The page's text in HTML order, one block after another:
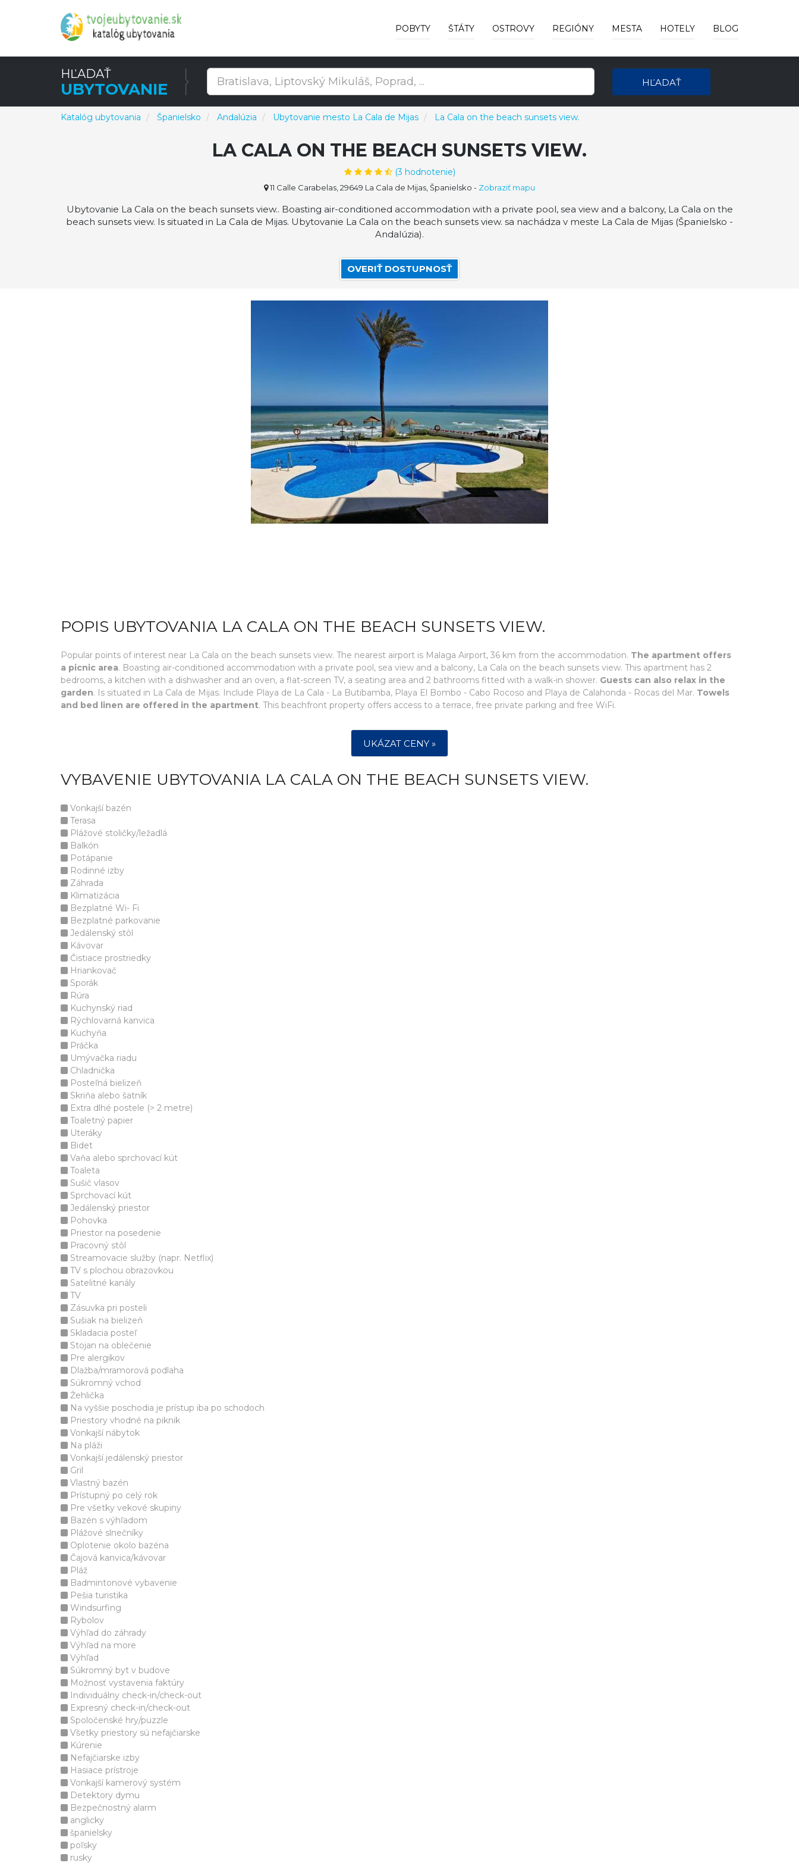
POBYTY ŠTÁTY OSTROVY REGIÓNY MESTA HOTELY BLOG
HĽADAŤ
UBYTOVANIE HĽADAŤ
Katalóg ubytovania Španielsko Andalúzia Ubytovanie mesto La Cala de Mijas La Cala on the beach sunsets view.
LA CALA ON THE BEACH SUNSETS VIEW.
(3 hodnotenie)
11 Calle Carabelas, 29649 La Cala de Mijas, Španielsko - Zobraziť mapu
Ubytovanie La Cala on the beach sunsets view.. Boasting air-conditioned accommodation with a private pool, sea view and a balcony, La Cala on the
beach sunsets view. Is situated in La Cala de Mijas. Ubytovanie La Cala on the beach sunsets view. sa nachádza v meste La Cala de Mijas (Španielsko -
Andalúzia).
OVERIŤ DOSTUPNOSŤ
POPIS UBYTOVANIA LA CALA ON THE BEACH SUNSETS VIEW.
Popular points of interest near La Cala on the beach sunsets view. The nearest airport is Malaga Airport, 36 km from the accommodation. The apartment offers
a picnic area. Boasting air-conditioned accommodation with a private pool, sea view and a balcony, La Cala on the beach sunsets view. This apartment has 2
bedrooms, a kitchen with a dishwasher and an oven, a flat-screen TV, a seating area and 2 bathrooms fitted with a walk-in shower. Guests can also relax in the
garden. Is situated in La Cala de Mijas. Include Playa de La Cala - La Butibamba, Playa El Bombo - Cabo Rocoso and Playa de Calahonda - Rocas del Mar. Towels
and bed linen are offered in the apartment. This beachfront property offers access to a terrace, free private parking and free WiFi.
UKÁZAT CENY »
VYBAVENIE UBYTOVANIA LA CALA ON THE BEACH SUNSETS VIEW.
Vonkajší bazén
Terasa
Plážové stoličky/ležadlá
Balkón
Potápanie
Rodinné izby
Záhrada
Klimatizácia
Bezplatné Wi- Fi
Bezplatné parkovanie
Jedálenský stôl
Kávovar
Čistiace prostriedky
Hriankovač
Sporák
Rúra
Kuchynský riad
Rýchlovarná kanvica
Kuchyňa
Práčka
Umývačka riadu
Chladnička
Posteľná bielizeň
Skriňa alebo šatník
Extra dlhé postele (> 2 metre)
Toaletný papier
Uteráky
Bidet
Vaňa alebo sprchovací kút
Toaleta
Sušič vlasov
Sprchovací kút
Jedálenský priestor
Pohovka
Priestor na posedenie
Pracovný stôl
Streamovacie služby (napr. Netflix)
TV s plochou obrazovkou
Satelitné kanály
TV
Zásuvka pri posteli
Sušiak na bielizeň
Skladacia posteľ
Stojan na oblečenie
Pre alergikov
Dlažba/mramorová podlaha
Súkromný vchod
Žehlička
Na vyššie poschodia je prístup iba po schodoch
Priestory vhodné na piknik
Vonkajší nábytok
Na pláži
Vonkajší jedálenský priestor
Gril
Vlastný bazén
Prístupný po celý rok
Pre všetky vekové skupiny
Bazén s výhľadom
Plážové slnečníky
Oplotenie okolo bazéna
Čajová kanvica/kávovar
Pláž
Badmintonové vybavenie
Pešia turistika
Windsurfing
Rybolov
Výhľad do záhrady
Výhľad na more
Výhľad
Súkromný byt v budove
Možnosť vystavenia faktúry
Individuálny check-in/check-out
Expresný check-in/check-out
Spoločenské hry/puzzle
Všetky priestory sú nefajčiarske
Kúrenie
Nefajčiarske izby
Hasiace prístroje
Vonkajší kamerový systém
Detektory dymu
Bezpečnostný alarm
anglicky
španielsky
poľsky
rusky